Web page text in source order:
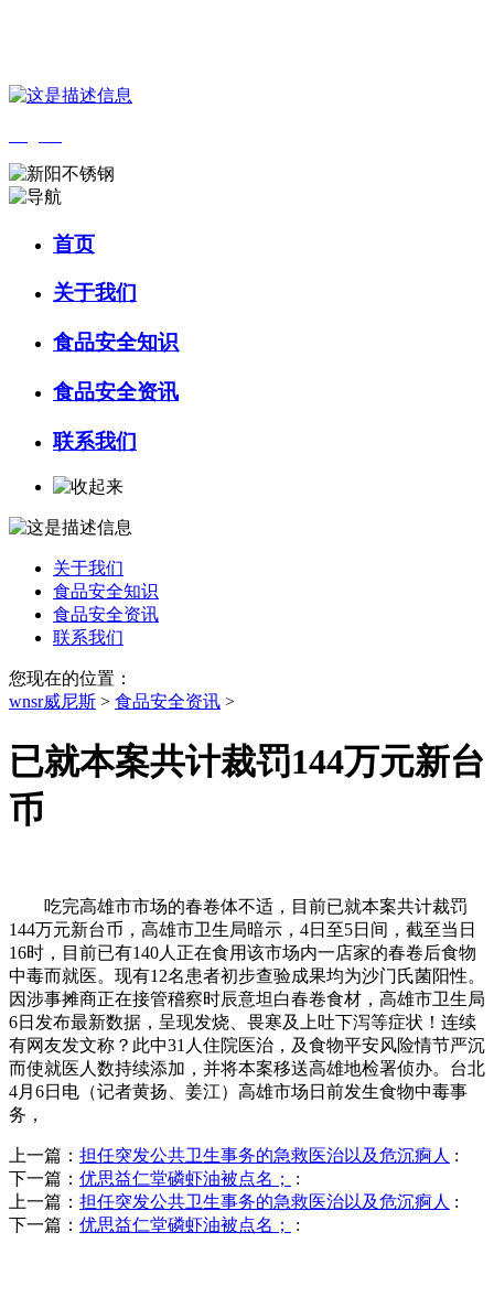
首页
关于我们
食品安全知识
食品安全资讯
联系我们
关于我们
食品安全知识
食品安全资讯
联系我们
您现在的位置：
wnsr威尼斯 > 食品安全资讯 >
已就本案共计裁罚144万元新台
币
吃完高雄市市场的春卷体不适，目前已就本案共计裁罚
144万元新台币，高雄市卫生局暗示，4日至5日间，截至当日
16时，目前已有140人正在食用该市场内一店家的春卷后食物
中毒而就医。现有12名患者初步查验成果均为沙门氏菌阳性。
因涉事摊商正在接管稽察时辰意坦白春卷食材，高雄市卫生局
6日发布最新数据，呈现发烧、畏寒及上吐下泻等症状！连续
有网友发文称？此中31人住院医治，及食物平安风险情节严沉
而使就医人数持续添加，并将本案移送高雄地检署侦办。台北
4月6日电（记者黄扬、姜江）高雄市场日前发生食物中毒事
务，
上一篇： 担任突发公共卫生事务的急救医治以及危沉痾人 :
下一篇： 优思益仁堂磷虾油被点名；
:
上一篇： 担任突发公共卫生事务的急救医治以及危沉痾人 :
下一篇： 优思益仁堂磷虾油被点名； :